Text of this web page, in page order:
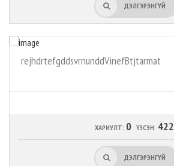
ДЭЛГЭРЭНГҮЙ
rejhdrtefgddsvrnunddVinefBtjtarmat
ХАРИУЛТ: 0 ҮЗСЭН: 422
ДЭЛГЭРЭНГҮЙ